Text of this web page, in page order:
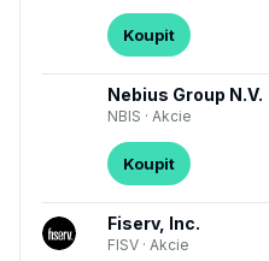
Koupit
Nebius Group N.V.
NBIS · Akcie
Koupit
Fiserv, Inc.
FISV · Akcie